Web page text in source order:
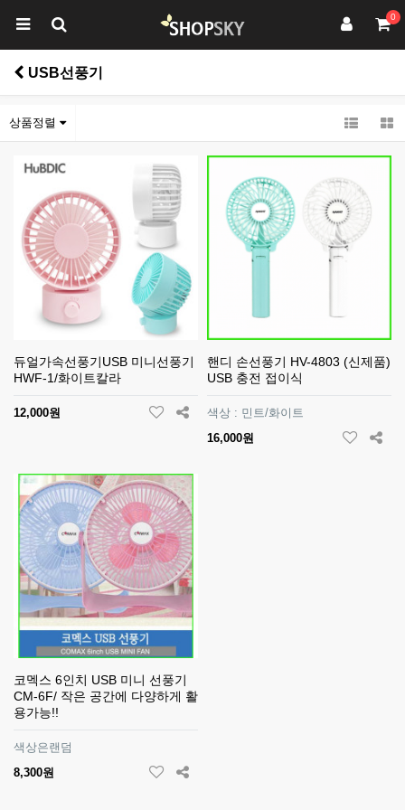
0
USB선풍기
상품정렬
듀얼가속선풍기USB 미니선풍기
HWF-1/화이트칼라
12,000원
핸디 손선풍기 HV-4803 (신제품)
USB 충전 접이식
색상 : 민트/화이트
16,000원
코멕스 6인치 USB 미니 선풍기
CM-6F/ 작은 공간에 다양하게 활
용가능!!
색상은랜덤
8,300원